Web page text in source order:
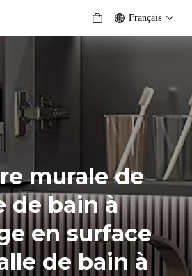
Français
murale de
de bain à
en surface
de bain à